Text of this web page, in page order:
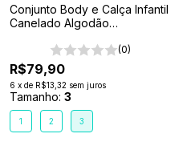
Conjunto Body e Calça Infantil
Canelado Algodão
(0)
R$79,90
6 x de R$13,32 sem juros
Tamanho: 3
1 2 3